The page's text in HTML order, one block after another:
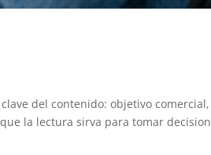
del contenido: objetivo
la lectura sirva para tomar